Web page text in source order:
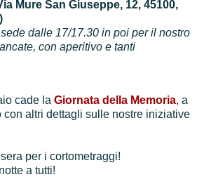
Mure San Giuseppe, 12, 45100,
)
dalle 17/17.30 in poi per il nostro
con aperitivo e tanti
cade la Giornata della Memoria, a
con altri dettagli sulle nostre iniziative
per i cortometraggi!
a tutti!